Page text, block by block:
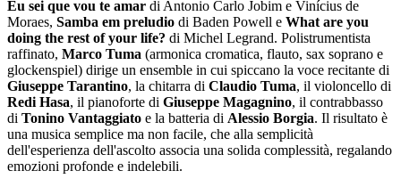
Eu sei que vou te amar di Antonio Carlo Jobim e Vinícius de
Moraes, Samba em preludio di Baden Powell e What are you
doing the rest of your life? di Michel Legrand. Polistrumentista
raffinato, Marco Tuma (armonica cromatica, flauto, sax soprano e
glockenspiel) dirige un ensemble in cui spiccano la voce recitante di
Giuseppe Tarantino, la chitarra di Claudio Tuma, il violoncello di
Redi Hasa, il pianoforte di Giuseppe Magagnino, il contrabbasso
di Tonino Vantaggiato e la batteria di Alessio Borgia. Il risultato è
una musica semplice ma non facile, che alla semplicità
dell'esperienza dell'ascolto associa una solida complessità, regalando
emozioni profonde e indelebili.